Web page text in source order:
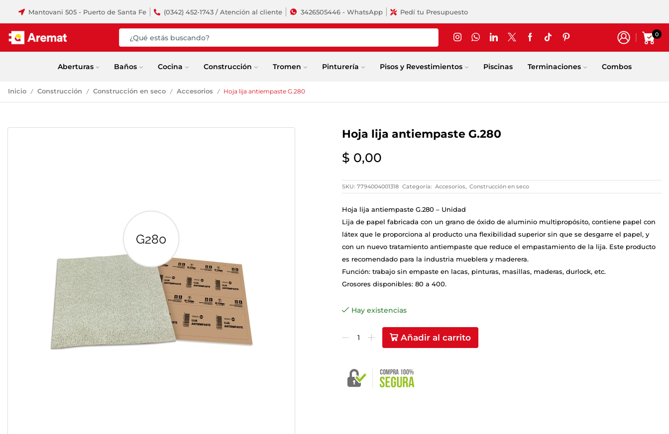
Mantovani 505 - Puerto de Santa Fe (0342) 452-1743 / Atención al cliente 3426505446 - WhatsApp Pedí tu Presupuesto
0
Aberturas Baños Cocina Construcción Tromen Pinturería Pisos y Revestimientos Piscinas Terminaciones Combos
Inicio / Construcción / Construcción en seco / Accesorios / Hoja lija antiempaste G.280
Hoja lija antiempaste G.280
$ 0,00
SKU: 7794004001318 Categoría: Accesorios, Construcción en seco
Hoja lija antiempaste G.280 – Unidad
Lija de papel fabricada con un grano de óxido de aluminio multipropósito, contiene papel con
látex que le proporciona al producto una flexibilidad superior sin que se desgarre el papel, y
con un nuevo tratamiento antiempaste que reduce el empastamiento de la lija. Este producto
es recomendado para la industria mueblera y maderera.
Función: trabajo sin empaste en lacas, pinturas, masillas, maderas, durlock, etc.
Grosores disponibles: 80 a 400.
Hay existencias
Añadir al carrito